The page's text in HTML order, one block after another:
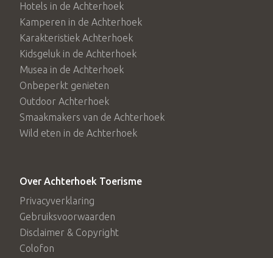
Hotels in de Achterhoek
Kamperen in de Achterhoek
Karakteristiek Achterhoek
Kidsgeluk in de Achterhoek
Musea in de Achterhoek
Onbeperkt genieten
Outdoor Achterhoek
Smaakmakers van de Achterhoek
Wild eten in de Achterhoek
Over Achterhoek Toerisme
Privacyverklaring
Gebruiksvoorwaarden
Disclaimer & Copyright
Colofon